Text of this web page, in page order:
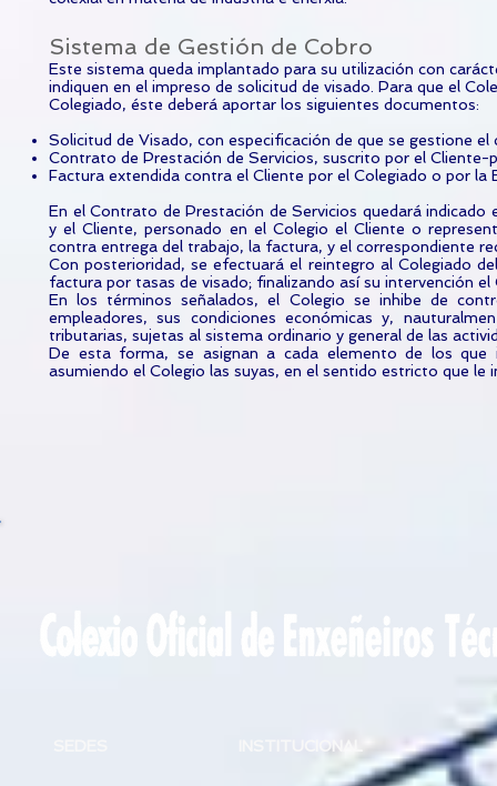
Sistema de Gestión de Cobro
Este sistema queda implantado para su utilización con
indiquen en el impreso de solicitud de visado. Para que el
Colegiado, éste deberá aportar los siguientes documentos:
Solicitud de Visado, con especificación de que se gestione
Contrato de Prestación de Servicios, suscrito por el Cliente-
Factura extendida contra el Cliente por el Colegiado o por la
En el Contrato de Prestación de Servicios quedará
y el Cliente, personado en el Colegio el Cliente o
contra entrega del trabajo, la factura, y el correspondiente
Con posterioridad, se efectuará el reintegro al Colegiado
factura por tasas de visado; finalizando así su intervención
En los términos señalados, el Colegio se inhibe de
empleadores, sus condiciones económicas y,
tributarias, sujetas al sistema ordinario y general de las
De esta forma, se asignan a cada elemento de los que
asumiendo el Colegio las suyas, en el sentido estricto que le
INSTITUCIONAL